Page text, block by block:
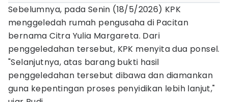
Sebelumnya, pada Senin (18/5/2026) KPK
menggeledah rumah pengusaha di Pacitan
bernama Citra Yulia Margareta. Dari
penggeledahan tersebut, KPK menyita dua ponsel.
"Selanjutnya, atas barang bukti hasil
penggeledahan tersebut dibawa dan diamankan
guna kepentingan proses penyidikan lebih lanjut,"